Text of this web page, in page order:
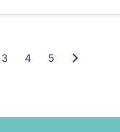
3 4 5 下一頁